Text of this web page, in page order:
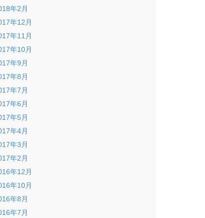
年2月
年12月
年11月
年10月
年9月
年8月
年7月
年6月
年5月
年4月
年3月
年2月
年12月
年10月
年8月
年7月